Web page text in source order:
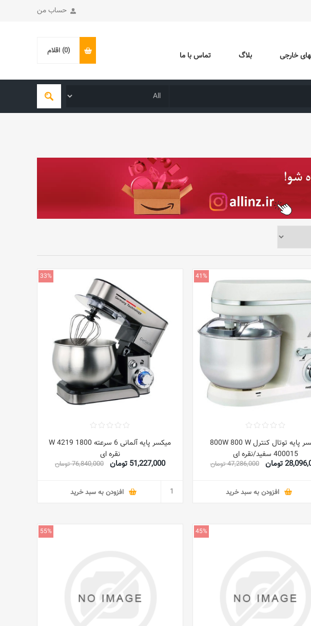
حساب من
بلاگ تماس با ما (0) اقلام
41%
میکسر پایه توتال کنترل 800W 800 W
400015 سفید/نقره ای
تومان 47,286,000 تومان
افزودن به سبد خرید
33%
میکسر پایه آلمانی 6 سرعته 1800 W 4219
نقره ای
51,227,000 تومان 76,840,000 تومان
افزودن به سبد خرید
45%
55%